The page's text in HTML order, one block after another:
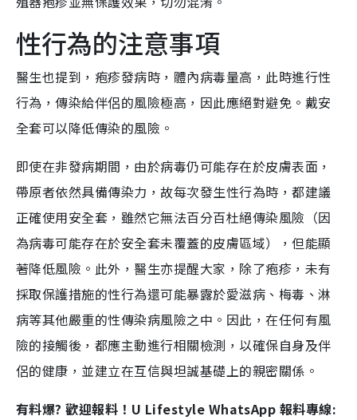
性行為的注意事項
醫生也提到，疱疹發病時，體內病毒量高，此時進行性
行為，傳染給伴侶的風險極高，因此應絕對避免。戴安
全套可以降低傳染的風險。
即使在非發病期間，由於病毒仍可能存在於皮膚表面，
帶原者依然具備傳染力，故每次發生性行為時，都建議
正確使用安全套，雖然它無法百分百杜絕傳染風險（因
為病毒可能存在於安全套未覆蓋的皮膚區域），但能顯
著降低風險。此外，醫生亦提醒大家，除了疱疹，未有
採取保護措施的性行為還可能暴露於愛滋病、梅毒、淋
病等其他嚴重的性傳染病風險之中。因此，在任何有風
險的接觸後，都應主動進行相關檢測，以確保自身及伴
侶的健康，並建立在互信與坦誠基礎上的親密關係。
有料爆? 歡迎報料！U Lifestyle WhatsApp 報料專線: